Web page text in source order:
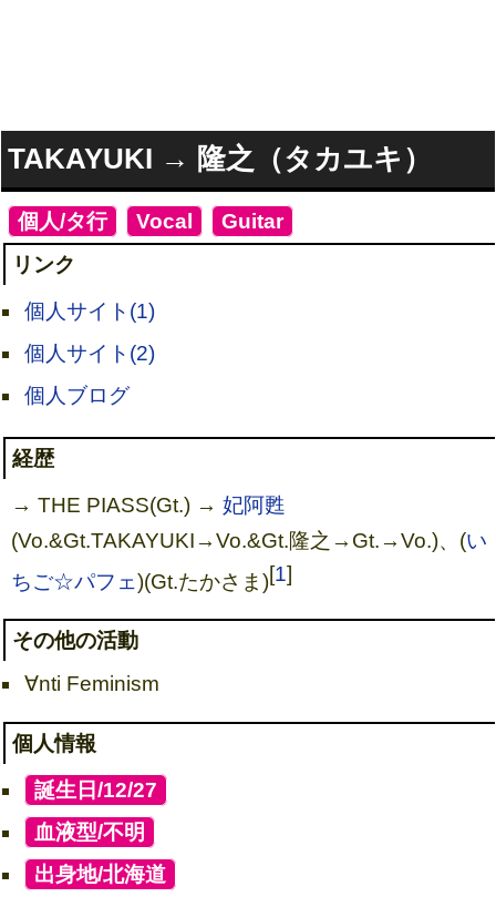
TAKAYUKI → 隆之（タカユキ）
個人/タ行] Vocal Guitar]
リンク
個人サイト(1)
個人サイト(2)
個人ブログ
経歴
→ THE PIASS(Gt.) →妃阿甦
(Vo.&Gt.TAKAYUKI→Vo.&Gt.隆之→Gt.→Vo.)、(い
ちご☆パフェ)(Gt.たかさま)[1]
その他の活動
∀nti Feminism
個人情報
誕生日/12/27
血液型/不明
出身地/北海道]